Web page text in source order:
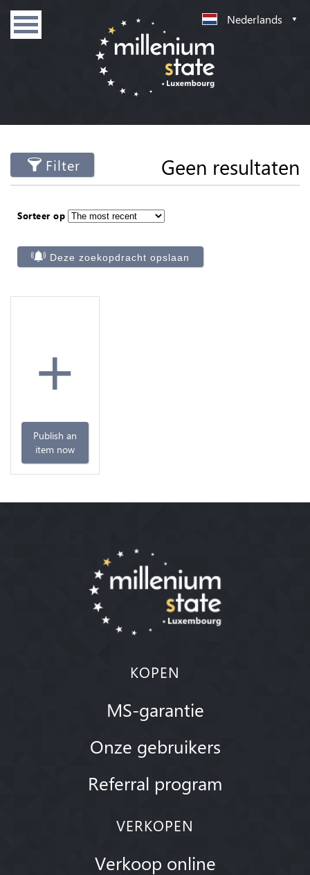
Nederlands
Filter Geen resultaten
Sorteer op
Deze zoekopdracht opslaan
+
Publish an
item now
KOPEN
MS-garantie
Onze gebruikers
Referral program
VERKOPEN
Verkoop online